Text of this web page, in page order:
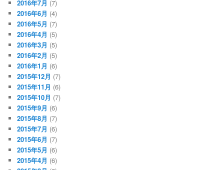
2016年7月 (7)
2016年6月 (4)
2016年5月 (7)
2016年4月 (5)
2016年3月 (5)
2016年2月 (5)
2016年1月 (6)
2015年12月 (7)
2015年11月 (6)
2015年10月 (7)
2015年9月 (6)
2015年8月 (7)
2015年7月 (6)
2015年6月 (7)
2015年5月 (6)
2015年4月 (6)